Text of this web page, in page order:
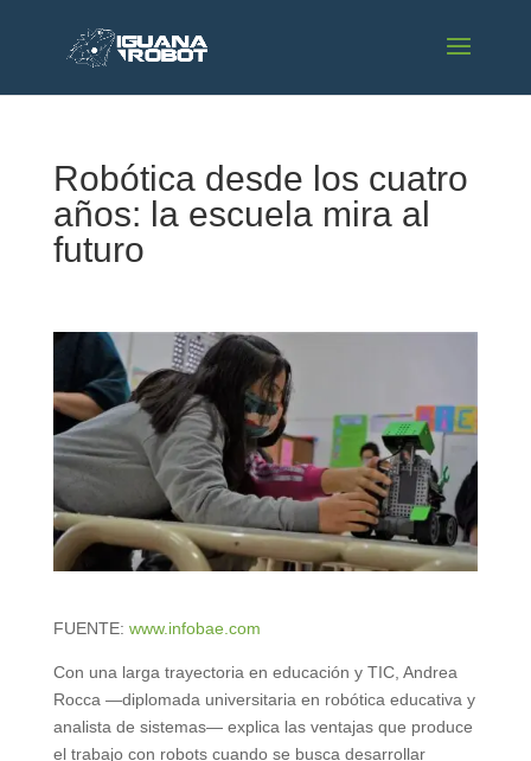
Robótica desde los cuatro
años: la escuela mira al
futuro
FUENTE: www.infobae.com
Con una larga trayectoria en educación y TIC, Andrea
Rocca —diplomada universitaria en robótica educativa y
analista de sistemas— explica las ventajas que produce
el trabajo con robots cuando se busca desarrollar